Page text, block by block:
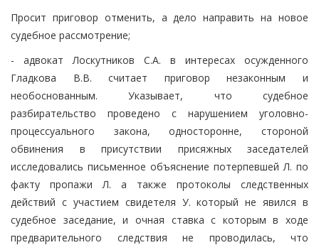
Просит приговор отменить, а дело направить на новое
судебное рассмотрение;
- адвокат Лоскутников С.А. в интересах осужденного
Гладкова В.В. считает приговор незаконным и
необоснованным. Указывает, что судебное
разбирательство проведено с нарушением уголовно-
процессуального закона, односторонне, стороной
обвинения в присутствии присяжных заседателей
исследовались письменное объяснение потерпевшей Л. по
факту пропажи Л. а также протоколы следственных
действий с участием свидетеля У. который не явился в
судебное заседание, и очная ставка с которым в ходе
предварительного следствия не проводилась, что